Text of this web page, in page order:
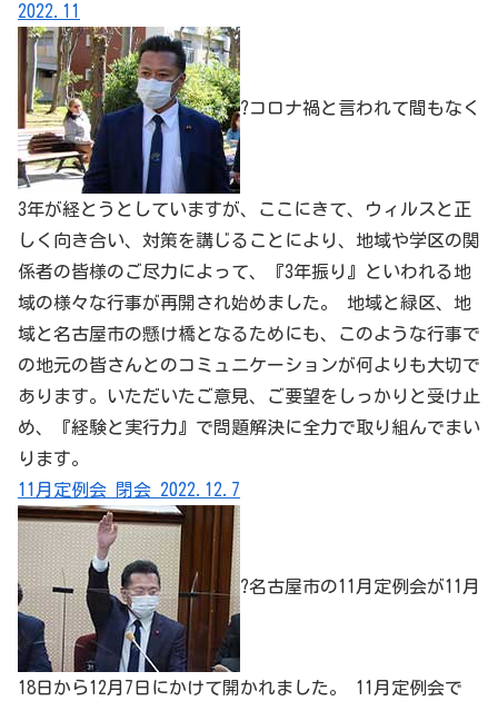
2022.11
?コロナ禍と言われて間もなく
3年が経とうとしていますが、ここにきて、ウィルスと正
しく向き合い、対策を講じることにより、地域や学区の関
係者の皆様のご尽力によって、『3年振り』といわれる地
域の様々な行事が再開され始めました。 地域と緑区、地
域と名古屋市の懸け橋となるためにも、このような行事で
の地元の皆さんとのコミュニケーションが何よりも大切で
あります。いただいたご意見、ご要望をしっかりと受け止
め、『経験と実行力』で問題解決に全力で取り組んでまい
ります。
11月定例会 閉会 2022.12.7
?名古屋市の11月定例会が11月
18日から12月7日にかけて開かれました。 11月定例会で